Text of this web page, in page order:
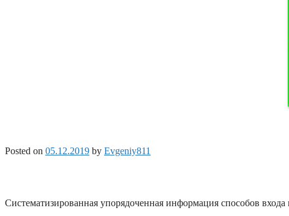
Posted on 05.12.2019 by Evgeniy811
Систематизированная упорядоченная информация способов